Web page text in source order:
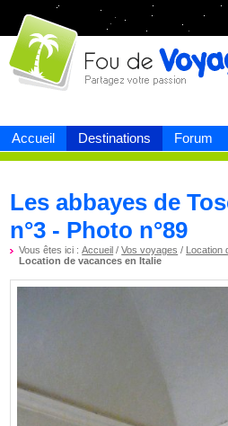
Accueil Destinations Forum
Fou devoyage
Les abbayes de
n°3 - Photo n°89
Vous êtes ici :Accueil /Vos voyages / Location
Location de vacances en Italie